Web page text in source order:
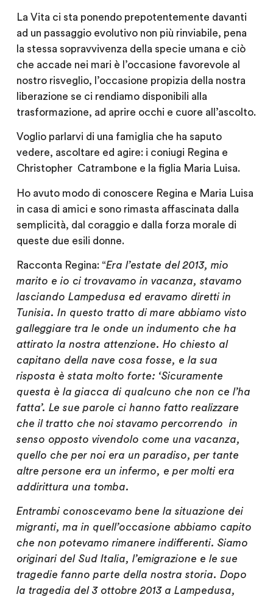
La Vita ci sta ponendo prepotentemente davanti
ad un passaggio evolutivo non più rinviabile, pena
la stessa sopravvivenza della specie umana e ciò
che accade nei mari è l’occasione favorevole al
nostro risveglio, l’occasione propizia della nostra
liberazione se ci rendiamo disponibili alla
trasformazione, ad aprire occhi e cuore all’ascolto.
Voglio parlarvi di una famiglia che ha saputo
vedere, ascoltare ed agire: i coniugi Regina e
Christopher Catrambone e la figlia Maria Luisa.
Ho avuto modo di conoscere Regina e Maria Luisa
in casa di amici e sono rimasta affascinata dalla
semplicità, dal coraggio e dalla forza morale di
queste due esili donne.
Racconta Regina: “Era l’estate del 2013, mio
marito e io ci trovavamo in vacanza, stavamo
lasciando Lampedusa ed eravamo diretti in
Tunisia. In questo tratto di mare abbiamo visto
galleggiare tra le onde un indumento che ha
attirato la nostra attenzione. Ho chiesto al
capitano della nave cosa fosse, e la sua
risposta è stata molto forte: ‘Sicuramente
questa è la giacca di qualcuno che non ce l’ha
fatta’. Le sue parole ci hanno fatto realizzare
che il tratto che noi stavamo percorrendo
in
senso opposto vivendolo come una vacanza,
quello che per noi era un paradiso, per tante
altre persone era un infermo, e per molti era
addirittura una tomba.
Entrambi conoscevamo bene la situazione dei
migranti, ma in quell’occasione abbiamo capito
che non potevamo rimanere indifferenti. Siamo
originari del Sud Italia, l’emigrazione e le sue
tragedie fanno parte della nostra storia. Dopo
la tragedia del 3 ottobre 2013 a Lampedusa,